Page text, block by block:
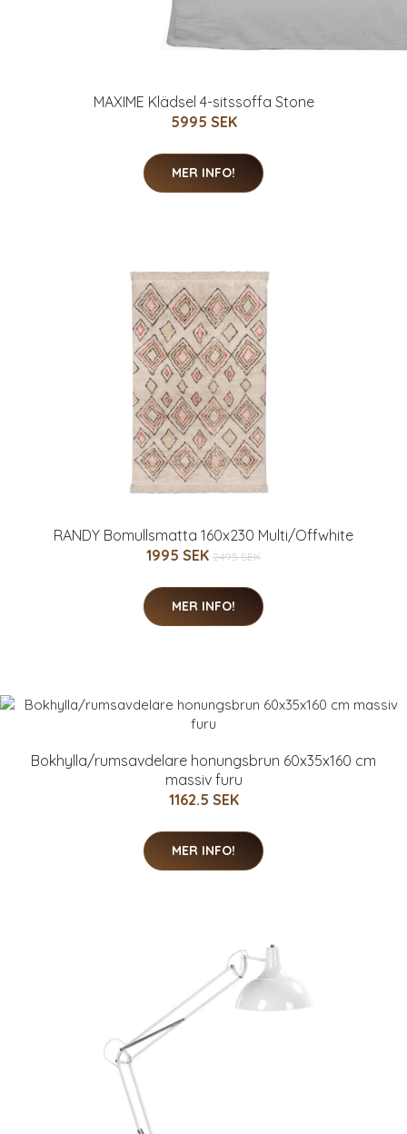
MAXIME Klädsel 4-sitssoffa Stone
5995 SEK
MER INFO!
RANDY Bomullsmatta 160x230 Multi/Offwhite
1995 SEK 2495 SEK
MER INFO!
Bokhylla/rumsavdelare honungsbrun 60x35x160 cm
massiv furu
1162.5 SEK
MER INFO!